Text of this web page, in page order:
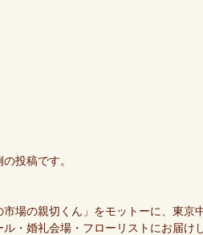
投稿です。
場の親切くん」をモットーに、東京
・婚礼会場・フローリストにお届け